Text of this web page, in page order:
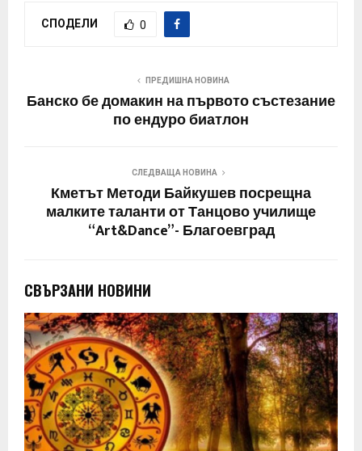
СПОДЕЛИ 0
ПРЕДИШНА НОВИНА
Банско бе домакин на първото състезание
по ендуро биатлон
СЛЕДВАЩА НОВИНА
Кметът Методи Байкушев посрещна
малките таланти от Танцово училище
“Art&Dance”- Благоевград
СВЪРЗАНИ НОВИНИ